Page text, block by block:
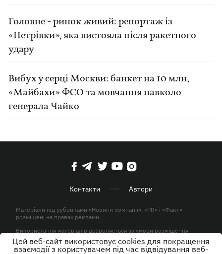
Головне - ринок живий: репортаж із
«Петрівки», яка вистояла після ракетного
удару
Вибух у серці Москви: банкет на 10 млн,
«Майбахи» ФСО та мовчання навколо
генерала Чайко
Контакти Автори
Матеріали під рубриками «Новини компанії», «PR» і «Факт»
розміщені на правах реклами
Використання матеріалів дозволяється за умови розміщення
активного гіперпосилання на KP.UA в першому абзаці.
© ТОВ «ЮЛАВ МЕДІА» 2026. Всі права захищені.
Цей веб-сайт використовує cookies для покращення
взаємодії з користувачем під час відвідування веб-